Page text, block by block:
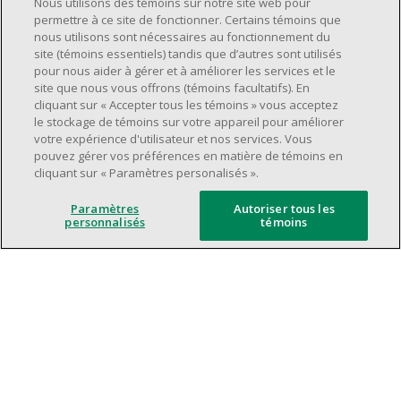
supervision.
Avoir une grande disponibilité (quarts de
travail le jour, le soir, la fin de semaine).
Être capable d'organiser efficacement son
temps et de gérer ses priorités.
Excellentes compétences en matière de
communication et de relations
interpersonnelles.
Avoir du leadership et un bon esprit
d'équipe.
Capacité à effectuer plusieurs tâches à la
permettre à ce site de fonctionner. Certains témoins que
nous utilisons sont nécessaires au fonctionnement du
site (témoins essentiels) tandis que d’autres sont utilisés
pour nous aider à gérer et à améliorer les services et le
site que nous vous offrons (témoins facultatifs). En
cliquant sur « Accepter tous les témoins » vous acceptez
le stockage de témoins sur votre appareil pour améliorer
votre expérience d'utilisateur et nos services. Vous
pouvez gérer vos préférences en matière de témoins en
cliquant sur « Paramètres personalisés ».
Paramètres
personnalisés
Autoriser tous les
témoins